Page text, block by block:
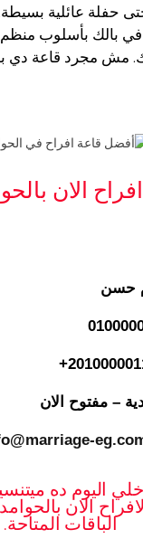
حفلة عائلية بسيطة.
بالك بأسلوب منظم
مش مجرد قاعة دي
الان
حسن
– مفتوح الان
اليوم ده
الان
الباقات المتاحة.